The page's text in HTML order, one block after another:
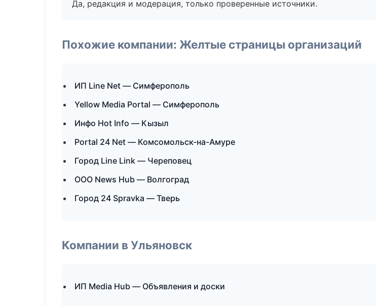
Да, редакция и модерация, только проверенные источники.
Похожие компании: Желтые страницы организаций
ИП Line Net — Симферополь
Yellow Media Portal — Симферополь
Инфо Hot Info — Кызыл
Portal 24 Net — Комсомольск-на-Амуре
Город Line Link — Череповец
ООО News Hub — Волгоград
Город 24 Spravka — Тверь
Компании в Ульяновск
ИП Media Hub — Объявления и доски